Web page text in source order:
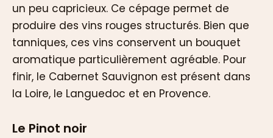
un peu capricieux. Ce cépage permet de
produire des vins rouges structurés. Bien que
tanniques, ces vins conservent un bouquet
aromatique particulièrement agréable. Pour
finir, le Cabernet Sauvignon est présent dans
la Loire, le Languedoc et en Provence.
Le Pinot noir